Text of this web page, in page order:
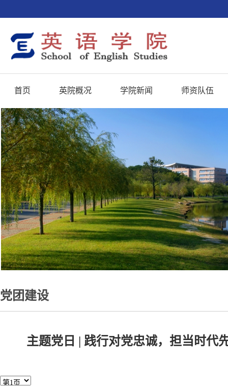
首页 英院概况 学院新闻 师资队伍
党团建设
主题党日 | 践行对党忠诚，担当时